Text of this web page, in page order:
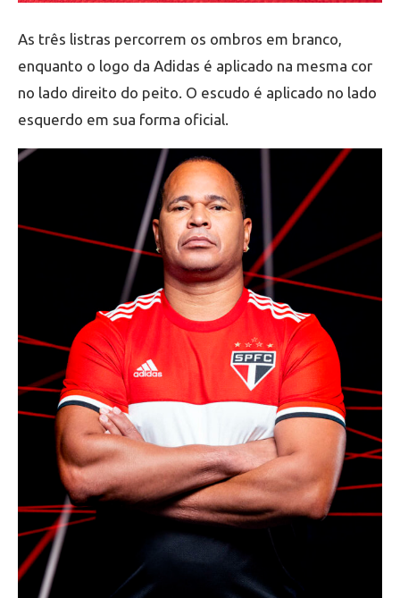
As três listras percorrem os ombros em branco,
enquanto o logo da Adidas é aplicado na mesma cor
no lado direito do peito. O escudo é aplicado no lado
esquerdo em sua forma oficial.